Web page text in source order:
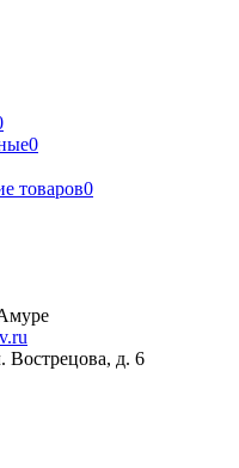
0
товаров0
Вострецова, д. 6